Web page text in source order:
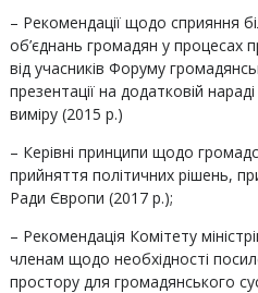
– Рекомендації щодо сприяння
об’єднань громадян у процесах
від учасників Форуму
презентації на додатковій
виміру (2015 р.)
– Керівні принципи щодо
прийняття політичних рішень,
Ради Європи (2017 р.);
– Рекомендація Комітету
членам щодо необхідності
простору для громадянського